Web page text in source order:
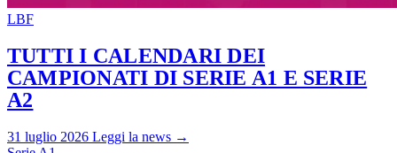
LBF
TUTTI I CALENDARI DEI
CAMPIONATI DI SERIE A1 E SERIE
A2
31 luglio 2026 Leggi la news →